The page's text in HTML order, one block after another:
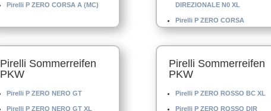
Pirelli P ZERO CORSA A (MC)
Pirelli Sommerreifen
PKW
Pirelli P ZERO NERO GT
Pirelli P ZERO NERO GT XL
DIREZIONALE N0 XL
Pirelli P ZERO CORSA
DIREZIONALE N-6
DIREZIONALE XL
Pirelli Sommerreifen
PKW
Pirelli P ZERO ROSSO BC XL
Pirelli P ZERO ROSSO DIR